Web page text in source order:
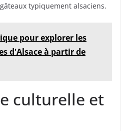
typiquement alsaciens.
pour explorer les
d'Alsace à partir de
culturelle et